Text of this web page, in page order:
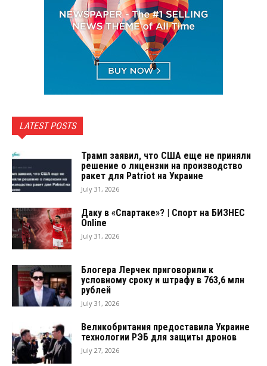
LATEST POSTS
Трамп заявил, что США еще не приняли
решение о лицензии на производство
ракет для Patriot на Украине
July 31, 2026
Даку в «Спартаке»? | Спорт на БИЗНЕС
Online
July 31, 2026
Блогера Лерчек приговорили к
условному сроку и штрафу в 763,6 млн
рублей
July 31, 2026
Великобритания предоставила Украине
технологии РЭБ для защиты дронов
July 27, 2026